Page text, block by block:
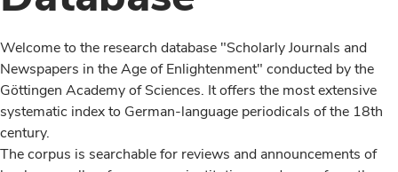
Welcome to the research database "Scholarly Journals and
Newspapers in the Age of Enlightenment" conducted by the
Göttingen Academy of Sciences. It offers the most extensive
systematic index to German-language periodicals of the 18th
century.
The corpus is searchable for reviews and announcements of